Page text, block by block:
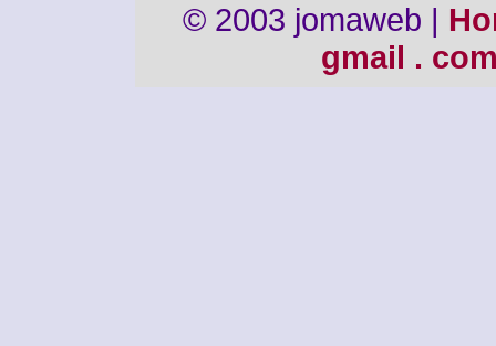
© 2003 jomaweb |
gmail .